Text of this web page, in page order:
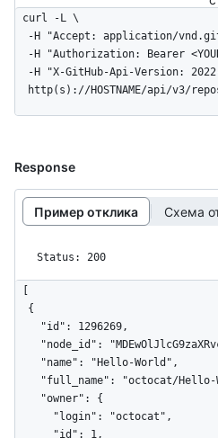
curl -L \
http(s)://HOSTNAME/api/v3/
Response
Пример отклика Схема
Status: 200